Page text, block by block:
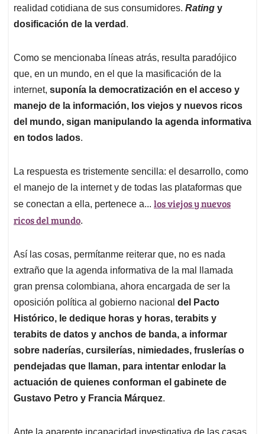
realidad cotidiana de sus consumidores. Rating y
dosificación de la verdad .
Como se mencionaba líneas atrás, resulta paradójico
que, en un mundo, en el que la masificación de la
internet, suponía la democratización en el acceso y
manejo de la información, los viejos y nuevos ricos
del mundo, sigan manipulando la agenda informativa
en todos lados.
La respuesta es tristemente sencilla: el desarrollo, como
el manejo de la internet y de todas las plataformas que
se conectan a ella, pertenece a... los viejos y nuevos
ricos del mundo.
Así las cosas, permítanme reiterar que, no es nada
extraño que la agenda informativa de la mal llamada
gran prensa colombiana, ahora encargada de ser la
oposición política al gobierno nacional del Pacto
Histórico, le dedique horas y horas, terabits y
terabits de datos y anchos de banda, a informar
sobre naderías, cursilerías, nimiedades, fruslerías o
pendejadas que llaman, para intentar enlodar la
actuación de quienes conforman el gabinete de
Gustavo Petro y Francia Márquez.